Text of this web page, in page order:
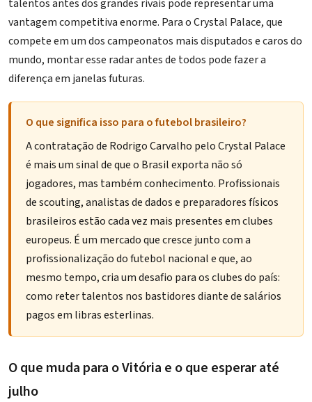
talentos antes dos grandes rivais pode representar uma
vantagem competitiva enorme. Para o Crystal Palace, que
compete em um dos campeonatos mais disputados e caros do
mundo, montar esse radar antes de todos pode fazer a
diferença em janelas futuras.
O que significa isso para o futebol brasileiro?
A contratação de Rodrigo Carvalho pelo Crystal Palace
é mais um sinal de que o Brasil exporta não só
jogadores, mas também conhecimento. Profissionais
de scouting, analistas de dados e preparadores físicos
brasileiros estão cada vez mais presentes em clubes
europeus. É um mercado que cresce junto com a
profissionalização do futebol nacional e que, ao
mesmo tempo, cria um desafio para os clubes do país:
como reter talentos nos bastidores diante de salários
pagos em libras esterlinas.
O que muda para o Vitória e o que esperar até
julho